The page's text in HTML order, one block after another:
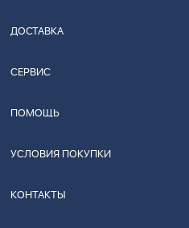
ДОСТАВКА
СЕРВИС
ПОМОЩЬ
УСЛОВИЯ ПОКУПКИ
КОНТАКТЫ